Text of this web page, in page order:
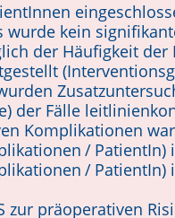
wurde kein
der Häufigkeit
der Fälle
Komplikationen
/
/
zur präope­rativen